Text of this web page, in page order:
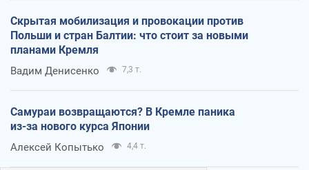
Скрытая мобилизация и провокации против
Польши и стран Балтии: что стоит за новыми
планами Кремля
Вадим Денисенко 7,3 т.
Самураи возвращаются? В Кремле паника
из-за нового курса Японии
Алексей Копытько 4,4 т.